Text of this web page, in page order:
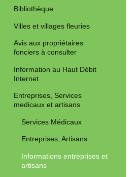
Bibliothèque
Villes et villages fleuries
Avis aux propriétaires
fonciers à consulter
Information au Haut Débit
Internet
Entreprises, Services
medicaux et artisans
Services Médicaux
Entreprises, Artisans
Informations entreprises et
artisans